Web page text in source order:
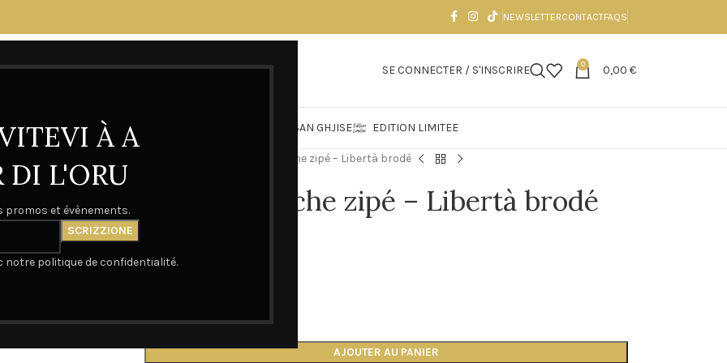
À A
DI L'ORU
promos et évènements.
notre politique de confidentialité.
NEWSLETTERCONTACTFAQS
SE CONNECTER / S'INSCRIRE 0 0,00 €
DI E MAMME CASA D’ORU SAN GHJISE EDITION LIMITEE
Sweat capuche zipé – Libertà brodé
Sweat capuche zipé – Libertà brodé
AJOUTER AU PANIER